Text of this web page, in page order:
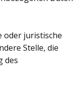
oder juristische
Stelle, die
des